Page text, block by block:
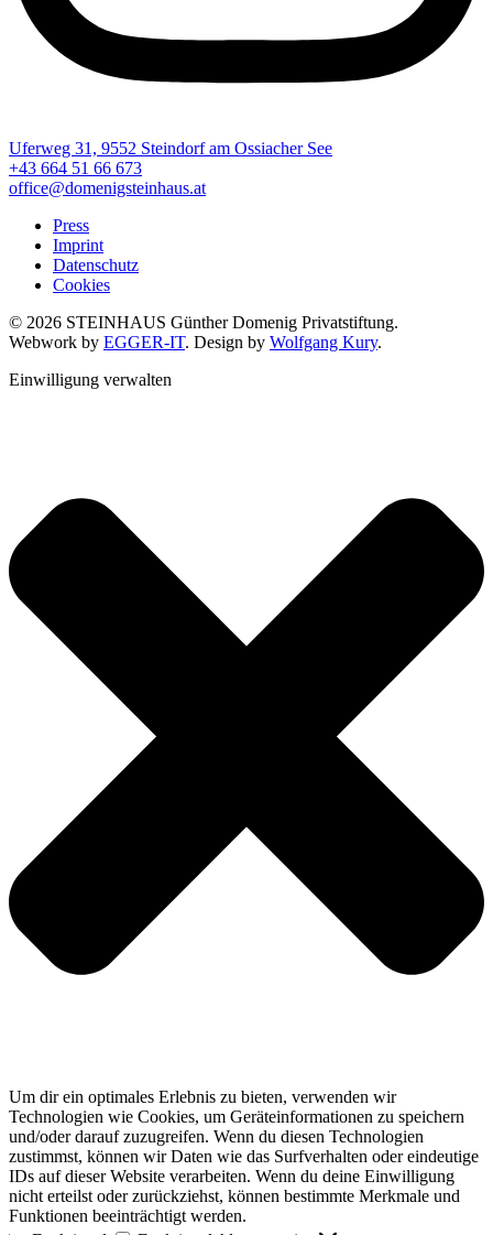
Uferweg 31, 9552 Steindorf am Ossiacher See
+43 664 51 66 673
office@domenigsteinhaus.at
Press
Imprint
Datenschutz
Cookies
© 2026 STEINHAUS Günther Domenig Privatstiftung.
Webwork by EGGER-IT. Design by Wolfgang Kury.
Einwilligung verwalten
Um dir ein optimales Erlebnis zu bieten, verwenden wir
Technologien wie Cookies, um Geräteinformationen zu speichern
und/oder darauf zuzugreifen. Wenn du diesen Technologien
zustimmst, können wir Daten wie das Surfverhalten oder eindeutige
IDs auf dieser Website verarbeiten. Wenn du deine Einwilligung
nicht erteilst oder zurückziehst, können bestimmte Merkmale und
Funktionen beeinträchtigt werden.